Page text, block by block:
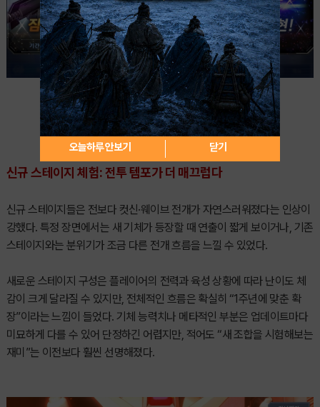
신규 스테이지 체험: 전투 템포가 더 매끄럽다
신규 스테이지들은 전보다 컷신·웨이브 전개가 자연스러워졌다는 인상이
강했다. 특정 장면에서는 새 기체가 등장할 때 연출이 짧게 보이거나, 기존
스테이지와는 분위기가 조금 다른 전개 흐름을 느낄 수 있었다.
새로운 스테이지 구성은 플레이어의 전력과 육성 상황에 따라 난이도 체
감이 크게 달라질 수 있지만, 전체적인 흐름은 확실히 “1주년에 맞춘 확
장”이라는 느낌이 들었다. 기체 능력치나 메타적인 부분은 업데이트마다
미묘하게 다를 수 있어 단정하긴 어렵지만, 적어도 “새 조합을 시험해보는
재미”는 이전보다 훨씬 선명해졌다.
오늘하루 안보기 닫기